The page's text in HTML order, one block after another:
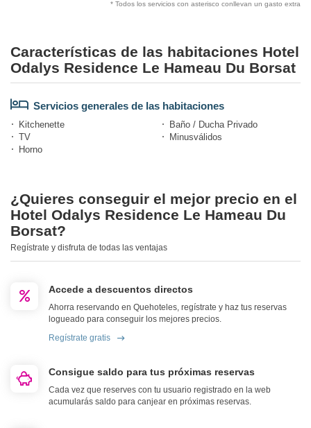
* Todos los servicios con asterisco conllevan un gasto extra
Características de las habitaciones Hotel
Odalys Residence Le Hameau Du Borsat
Servicios generales de las habitaciones
Kitchenette
Baño / Ducha Privado
TV
Minusválidos
Horno
¿Quieres conseguir el mejor precio en el
Hotel Odalys Residence Le Hameau Du
Borsat?
Regístrate y disfruta de todas las ventajas
Accede a descuentos directos
Ahorra reservando en Quehoteles, regístrate y haz tus reservas
logueado para conseguir los mejores precios.
Regístrate gratis
Consigue saldo para tus próximas reservas
Cada vez que reserves con tu usuario registrado en la web
acumularás saldo para canjear en próximas reservas.